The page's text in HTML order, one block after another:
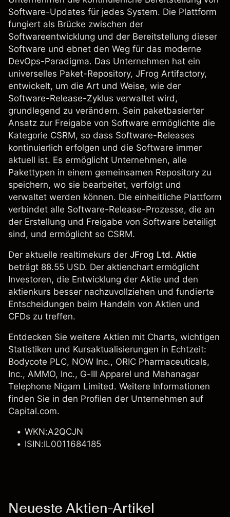
Software-Updates für jedes System. Die Plattform
fungiert als Brücke zwischen der
Softwareentwicklung und der Bereitstellung dieser
Software und ebnet den Weg für das moderne
DevOps-Paradigma. Das Unternehmen hat ein
universelles Paket-Repository, JFrog Artifactory,
entwickelt, um die Art und Weise, wie der
Software-Release-Zyklus verwaltet wird,
grundlegend zu verändern. Sein paketbasierter
Ansatz zur Freigabe von Software ermöglichte die
Kategorie CSRM, so dass Software-Releases
kontinuierlich erfolgen und die Software immer
aktuell ist. Es ermöglicht Unternehmen, alle
Pakettypen in einem gemeinsamen Repository zu
speichern, wo sie bearbeitet, verfolgt und
verwaltet werden können. Die einheitliche Plattform
verbindet alle Software-Release-Prozesse, die an
der Erstellung und Freigabe von Software beteiligt
sind, und ermöglicht so CSRM.
Der aktuelle realtimekurs der JFrog Ltd. Aktie
beträgt 88.55 USD. Der aktienchart ermöglicht
Investoren, die Entwicklung der Aktie und den
aktienkurs besser nachzuvollziehen und fundierte
Entscheidungen beim Handeln von Aktien und
CFDs zu treffen.
Entdecken Sie weitere Aktien mit Charts, wichtigen
Statistiken und Kursaktualisierungen in Echtzeit:
Bodycote PLC, NOW Inc., ORIC Pharmaceuticals,
Inc., AMMO, Inc., G-III Apparel und Mahanagar
Telephone Nigam Limited. Weitere Informationen
finden Sie in den Profilen der Unternehmen auf
Capital.com.
WKN:A2QCJN
ISIN:IL0011684185
Neueste Aktien-Artikel